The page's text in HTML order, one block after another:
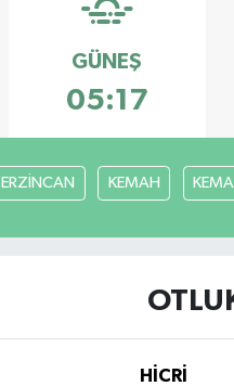
GÜNEŞ
05:17
ERZİNCAN KEMAH
HİCRİ